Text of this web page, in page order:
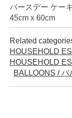
バースデー ケー
45cm x 60cm
Related
HOUSEHOLD
HOUSEHOLD
BALLOONS / バ